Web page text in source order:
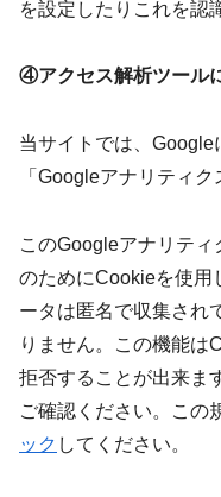
を設定したりこれを認
④アクセス解析ツール
当サイトでは、
「Googleアナリティ
このGoogleアナリテ
のためにCookieを使用
ータは匿名で収集され
りません。この機能は
拒否することが出来ま
ご確認ください。この
ック してください。